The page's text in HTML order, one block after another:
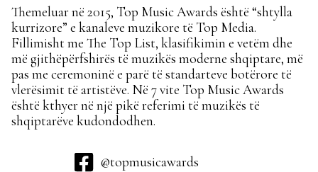
Themeluar në 2015, Top Music Awards është “shtylla
kurrizore” e kanaleve muzikore të Top Media.
Fillimisht me The Top List, klasifikimin e vetëm dhe
më gjithëpërfshirës të muzikës moderne shqiptare, më
pas me ceremoninë e parë të standarteve botërore të
vlerësimit të artistëve. Në 7 vite Top Music Awards
është kthyer në një pikë referimi të muzikës të
shqiptarëve kudondodhen.
@topmusicawards